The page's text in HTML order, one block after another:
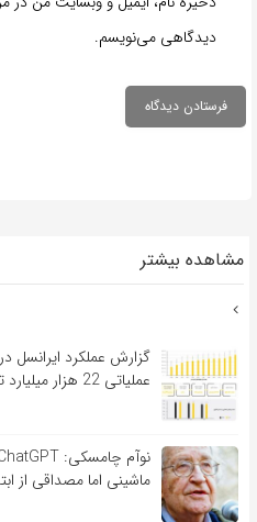
دیدگاهی می‌نویسم.
مشاهده بیشتر
عملیاتی 22 هزار میلیارد تومانی در یک سال
ماشینی اما مصداقی از